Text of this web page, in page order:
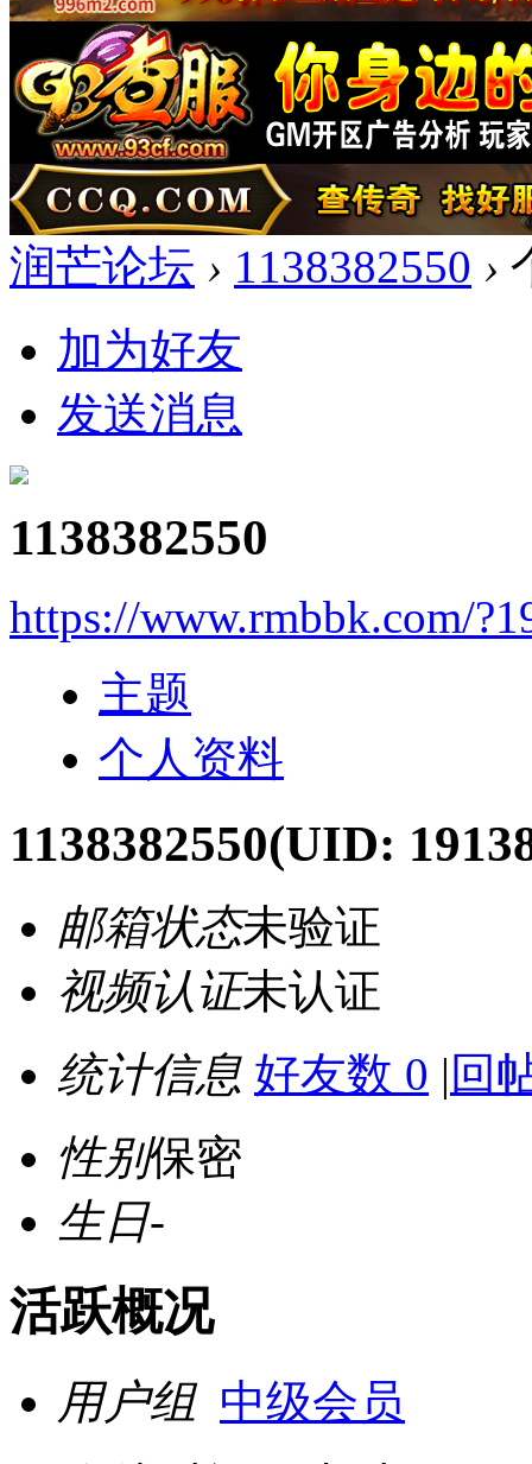
润芒论坛 › 1138382550 ›
加为好友
发送消息
1138382550
https://www.rmbbk.com/
主题
个人资料
1138382550(UID:
邮箱状态未验证
视频认证未认证
统计信息 好友数 0 | 回
性别保密
生日-
活跃概况
用户组 中级会员